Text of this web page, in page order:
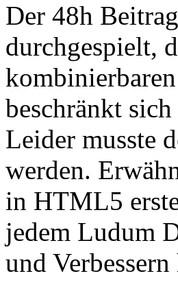
Der 48h
durchgespielt,
beschränkt
Leider musste
werden.
in HTML5
jedem Ludum
und